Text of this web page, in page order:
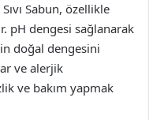
Sabun, özellikle
pH dengesi sağlanarak
doğal dengesini
ve alerjik
ve bakım yapmak